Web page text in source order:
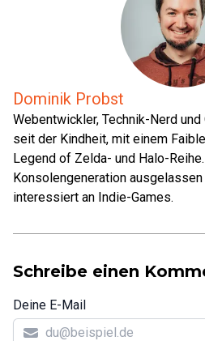
Dominik Probst
Webentwickler, Technik-Nerd
seit der Kindheit, mit einem
Legend of Zelda- und Halo-
Konsolengeneration ausgelassen
interessiert an Indie-Games.
Schreibe einen
Deine E-Mail